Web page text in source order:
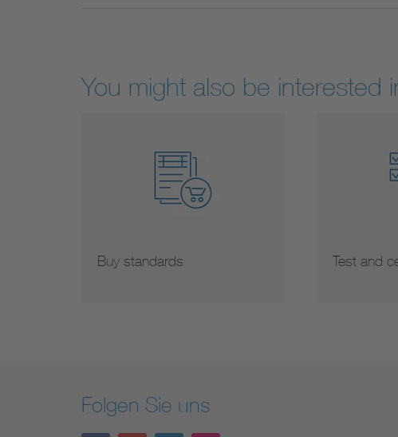
You might also be interested
Buy standards Test and
Folgen Sie uns